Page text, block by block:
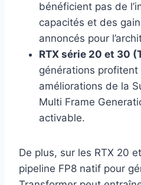
bénéficient pas de
capacités et des
annoncés pour
RTX série 20 et 30
générations
améliorations de la
Multi Frame
activable.
De plus, sur les RTX 20
pipeline FP8 natif pour